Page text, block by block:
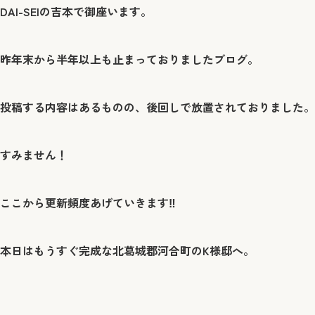
DAI-SEIの吉本で御座います。
昨年末から半年以上も止まっておりましたブログ。
投稿する内容はあるものの、後回しで放置されておりました
すみません！
ここから更新頻度あげていきます‼︎
本日はもうすぐ完成な北葛城郡河合町のK様邸へ。